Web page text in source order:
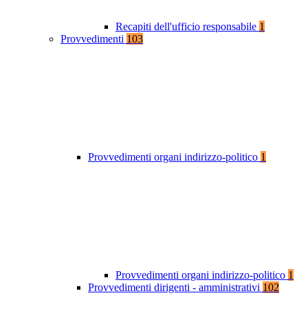
Recapiti dell'ufficio responsabile 1
Provvedimenti 103
Provvedimenti organi indirizzo-politico 1
Provvedimenti organi indirizzo-politico 1
Provvedimenti dirigenti - amministrativi 102